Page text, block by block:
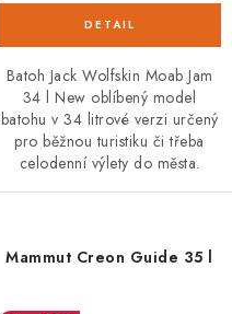
Batoh Jack Wolfskin Moab Jam
34 l New oblíbený model
batohu v 34 litrové verzi určený
pro běžnou turistiku či třeba
celodenní výlety do města.
Mammut Creon Guide 35 l